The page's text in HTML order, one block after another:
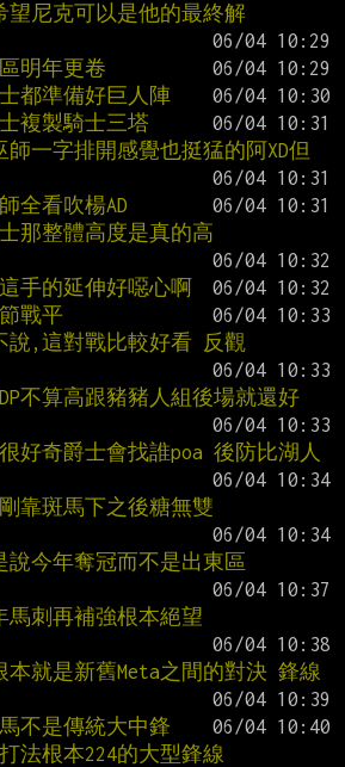
尼克可以是他的最終解
明年更卷
都準備好巨人陣
複製騎士三塔
一字排開感覺也挺猛的阿XD但
全看吹楊AD
那整體高度是真的高
手的延伸好噁心啊
戰平
,這對戰比較好看 反觀
不算高跟豬豬人組後場就還好
好奇爵士會找誰poa 後防比湖人
靠斑馬下之後糖無雙
今年奪冠而不是出東區
馬刺再補強根本絕望
就是新舊Meta之間的對決 鋒線
不是傳統大中鋒
法根本224的大型鋒線